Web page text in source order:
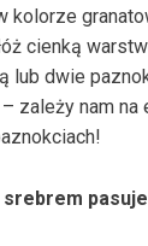
kolorze
cienką
lub dwie
zależy nam na